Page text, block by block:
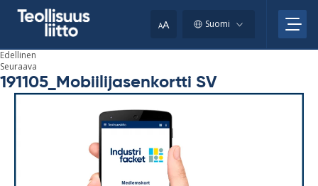
AA Suomi
Edellinen
Seuraava
191105_Mobiilijasenkortti SV
clipboard.)